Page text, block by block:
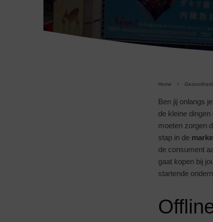
Home Gezondheid
Ben jij onlangs
de kleine
moeten zorgen
stap in de
de consument
gaat kopen bij
startende